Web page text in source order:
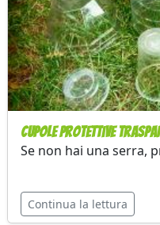
Cupole protettive
Se non hai una serra,
Continua la lettura